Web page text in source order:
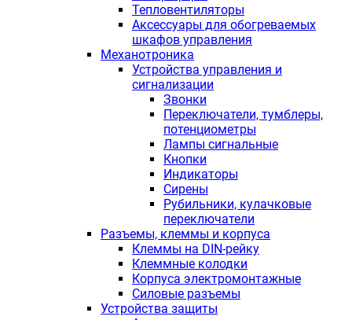
Тепловентиляторы
Аксессуары для обогреваемых
шкафов управления
Механотроника
Устройства управления и
сигнализации
Звонки
Переключатели, тумблеры,
потенциометры
Лампы сигнальные
Кнопки
Индикаторы
Сирены
Рубильники, кулачковые
переключатели
Разъемы, клеммы и корпуса
Клеммы на DIN-рейку
Клеммные колодки
Корпуса электромонтажные
Силовые разъемы
Устройства защиты